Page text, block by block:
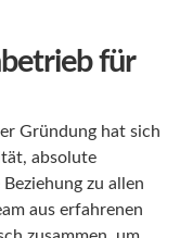
für
Gründung hat sich
absolute
zu allen
aus erfahrenen